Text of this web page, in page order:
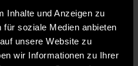
Inhalte und Anzeigen zu
soziale Medien anbieten
unsere Website zu
wir Informationen zu Ihrer